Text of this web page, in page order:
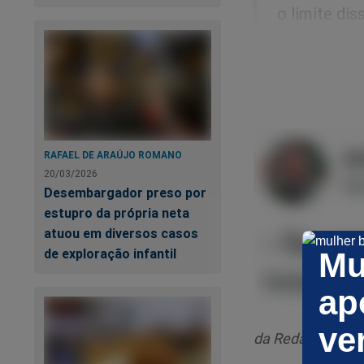
RAFAEL DE ARAÚJO ROMANO
20/03/2026
Desembargador preso por
estupro da própria neta
atuou em diversos casos
de exploração infantil
o limite
Confira:
da Redação